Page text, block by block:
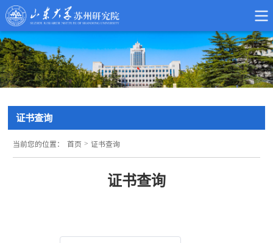
证书查询
当前您的位置： 首页 > 证书查询
证书查询